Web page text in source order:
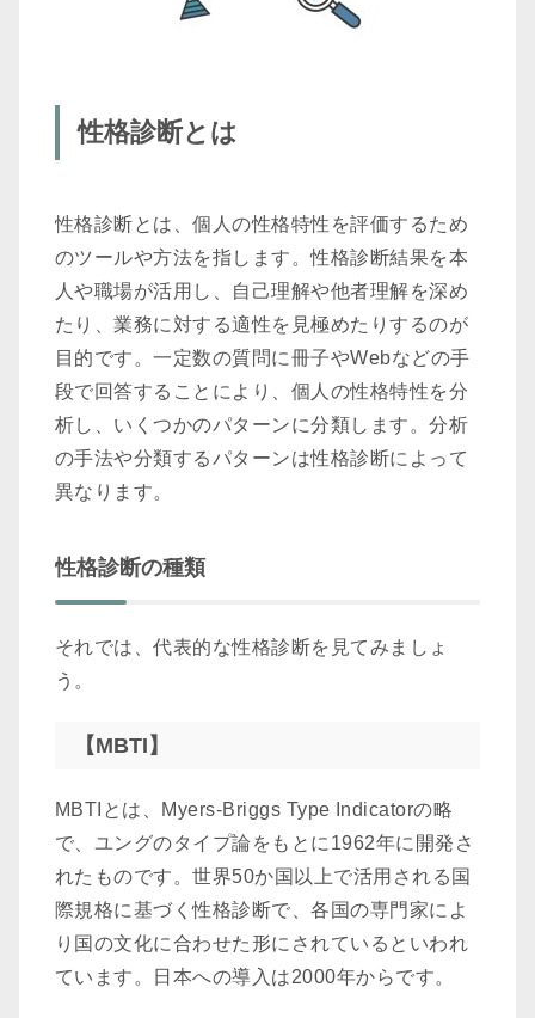
性格診断とは
性格診断とは、個人の性格特性を評価するため
のツールや方法を指します。性格診断結果を本
人や職場が活用し、自己理解や他者理解を深め
たり、業務に対する適性を見極めたりするのが
目的です。一定数の質問に冊子やWebなどの手
段で回答することにより、個人の性格特性を分
析し、いくつかのパターンに分類します。分析
の手法や分類するパターンは性格診断によって
異なります。
性格診断の種類
それでは、代表的な性格診断を見てみましょ
う。
【MBTI】
MBTIとは、Myers-Briggs Type Indicatorの略
で、ユングのタイプ論をもとに1962年に開発さ
れたものです。世界50か国以上で活用される国
際規格に基づく性格診断で、各国の専門家によ
り国の文化に合わせた形にされているといわれ
ています。日本への導入は2000年からです。